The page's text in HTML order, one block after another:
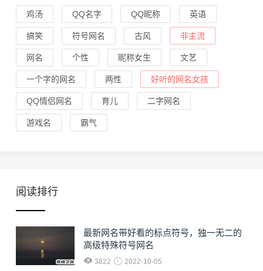
鸡汤 QQ名字 QQ昵称 英语
搞笑 符号网名 古风 非主流
网名 个性 昵称女生 文艺
一个字的网名 两性 好听的网名女孩
QQ情侣网名 育儿 二字网名
游戏名 霸气
阅读排行
最新网名带好看的标点符号，独一无二的
高级特殊符号网名
3822 2022-10-05